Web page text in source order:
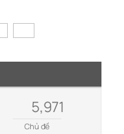
5,971
Chủ đề